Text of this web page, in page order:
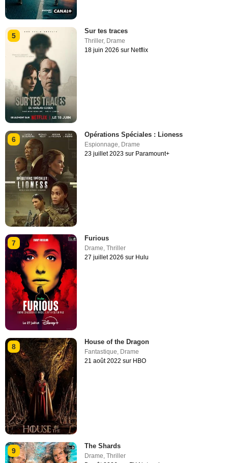
5
Sur tes traces
Thriller, Drame
18 juin 2026 sur Netflix
6
Opérations Spéciales : Lioness
Espionnage, Drame
23 juillet 2023 sur Paramount+
7
Furious
Drame,Thriller
27 juillet 2026 sur Hulu
8
House of the Dragon
Fantastique, Drame
21 août 2022 sur HBO
9
The Shards
Drame ,Thriller